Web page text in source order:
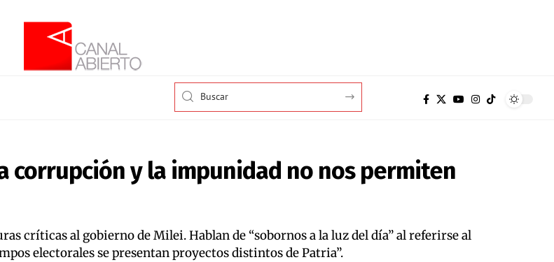
corrupción y la impunidad no nos permiten
críticas al gobierno de Milei. Hablan de “sobornos a la luz del día” al referirse al
electorales se presentan proyectos distintos de Patria”.